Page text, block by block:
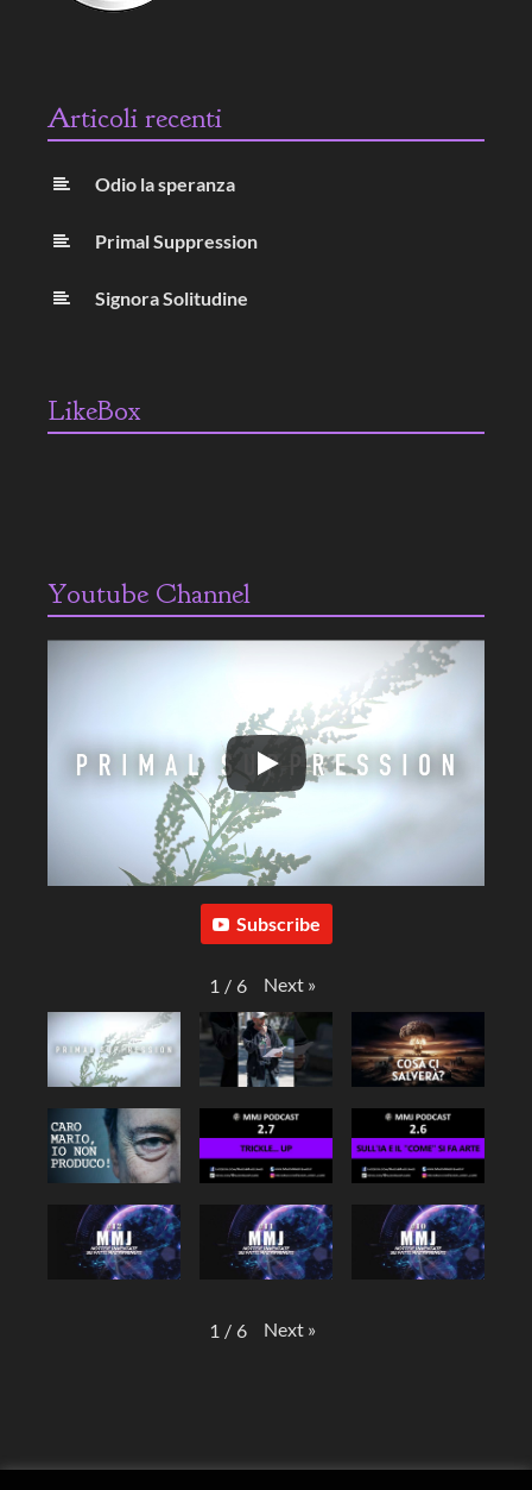
Articoli recenti
Odio la speranza
Primal Suppression
Signora Solitudine
LikeBox
Youtube Channel
Subscribe
1 / 6 Next »
1 / 6 Next »